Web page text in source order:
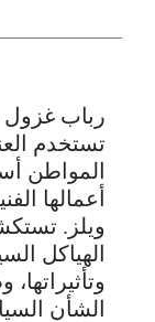
تستخدم
المواطن
أعمالها
ويلز.
الهياكل
الشأن